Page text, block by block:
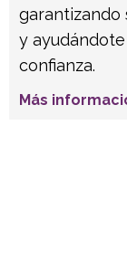
garantizando
y
confianza.
Más